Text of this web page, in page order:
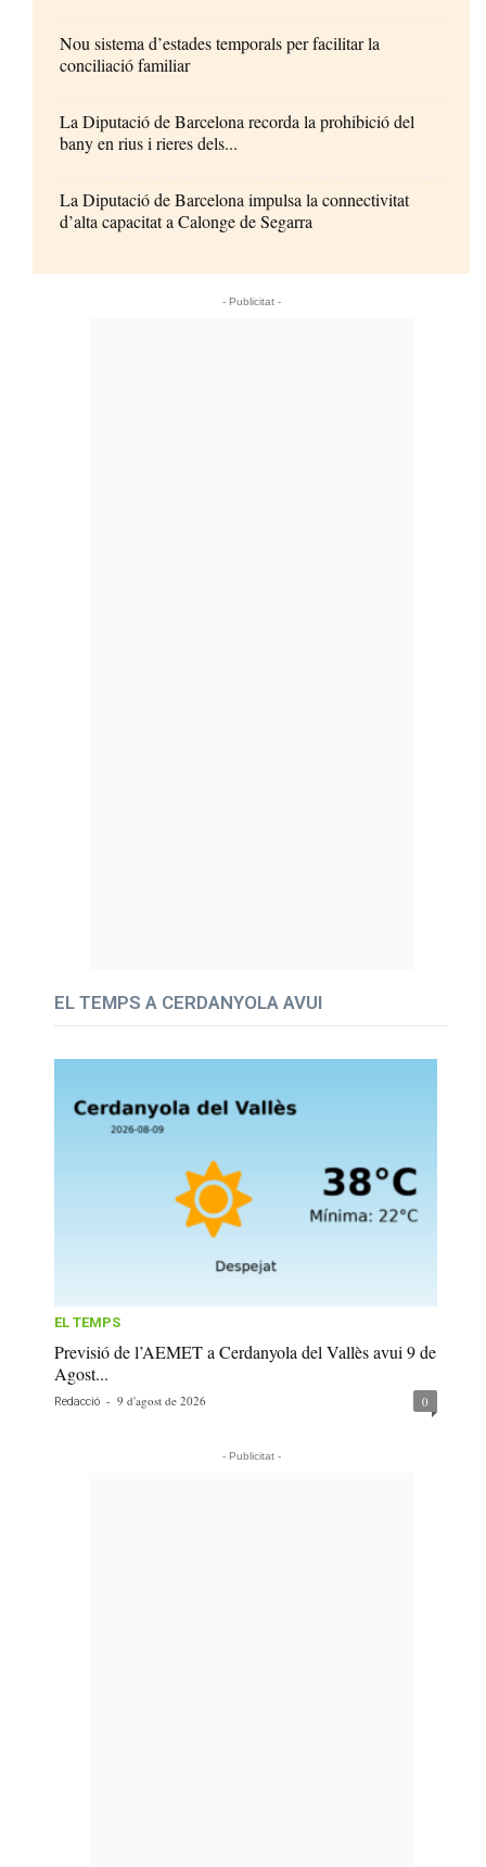
Nou sistema d’estades temporals per facilitar la
conciliació familiar
La Diputació de Barcelona recorda la prohibició del
bany en rius i rieres dels...
La Diputació de Barcelona impulsa la connectivitat
d’alta capacitat a Calonge de Segarra
- Publicitat -
EL TEMPS A CERDANYOLA AVUI
EL TEMPS
Previsió de l’AEMET a Cerdanyola del Vallès avui 9 de
Agost...
Redacció - 9 d'agost de 2026 0
- Publicitat -